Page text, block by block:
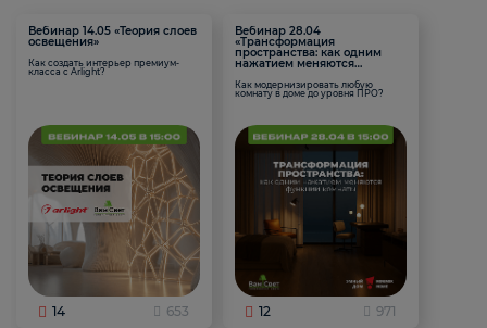
Вебинар 14.05 «Теория слоев
освещения»
Как создать интерьер премиум-
класса с Arlight?
14 653
Вебинар 28.04
«Трансформация
пространства: как одним
нажатием меняются
Как модернизировать любую
комнату в доме до уровня ПРО?
12 971